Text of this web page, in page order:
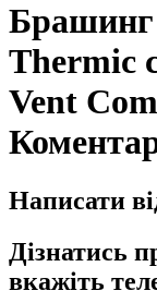
Брашинг
Thermic
Vent
Написати
Дізнатись
вкажіть